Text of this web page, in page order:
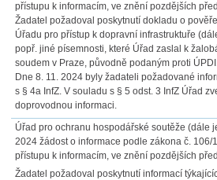
přístupu k informacím, ve znění pozdějších
Žadatel požadoval poskytnutí dokladu o
Úřadu pro přístup k dopravní infrastruktuře
popř. jiné písemnosti, které Úřad zaslal k
soudem v Praze, původně podaným proti
Dne 8. 11. 2024 byly žadateli požadované
s § 4a InfZ. V souladu s § 5 odst. 3 InfZ Úřad
doprovodnou informaci.
Úřad pro ochranu hospodářské soutěže (dále
2024 žádost o informace podle zákona č. 106/
přístupu k informacím, ve znění pozdějších
Žadatel požadoval poskytnutí informací